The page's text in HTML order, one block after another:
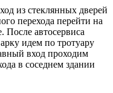
из стеклянных дверей
перехода перейти на
После автосервиса
идем по тротуару
вход проходим
в соседнем здании